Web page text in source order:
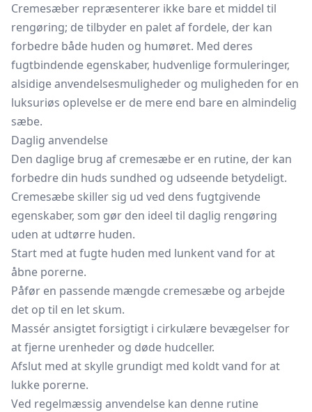
Cremesæber repræsenterer ikke bare et middel til
rengøring; de tilbyder en palet af fordele, der kan
forbedre både huden og humøret. Med deres
fugtbindende egenskaber, hudvenlige formuleringer,
alsidige anvendelsesmuligheder og muligheden for en
luksuriøs oplevelse er de mere end bare en almindelig
sæbe.
Daglig anvendelse
Den daglige brug af cremesæbe er en rutine, der kan
forbedre din huds sundhed og udseende betydeligt.
Cremesæbe skiller sig ud ved dens fugtgivende
egenskaber, som gør den ideel til daglig rengøring
uden at udtørre huden.
Start med at fugte huden med lunkent vand for at
åbne porerne.
Påfør en passende mængde cremesæbe og arbejde
det op til en let skum.
Massér ansigtet forsigtigt i cirkulære bevægelser for
at fjerne urenheder og døde hudceller.
Afslut med at skylle grundigt med koldt vand for at
lukke porerne.
Ved regelmæssig anvendelse kan denne rutine